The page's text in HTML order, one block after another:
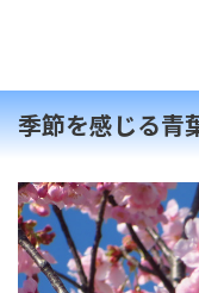
季節を感じる青